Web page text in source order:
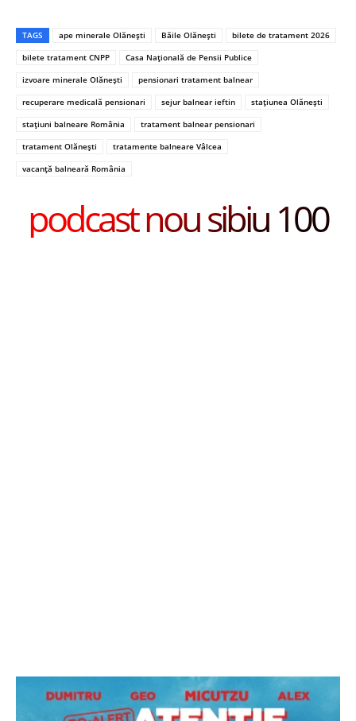
TAGS ape minerale Olănești Băile Olănești
bilete de tratament 2026
bilete tratament CNPP
Casa Națională de Pensii Publice
izvoare minerale Olănești
pensionari tratament balnear
recuperare medicală pensionari
sejur balnear ieftin
stațiunea Olănești
stațiuni balneare România
tratament balnear pensionari
tratament Olănești
tratamente balneare Vâlcea
vacanță balneară România
podcast nou sibiu 100